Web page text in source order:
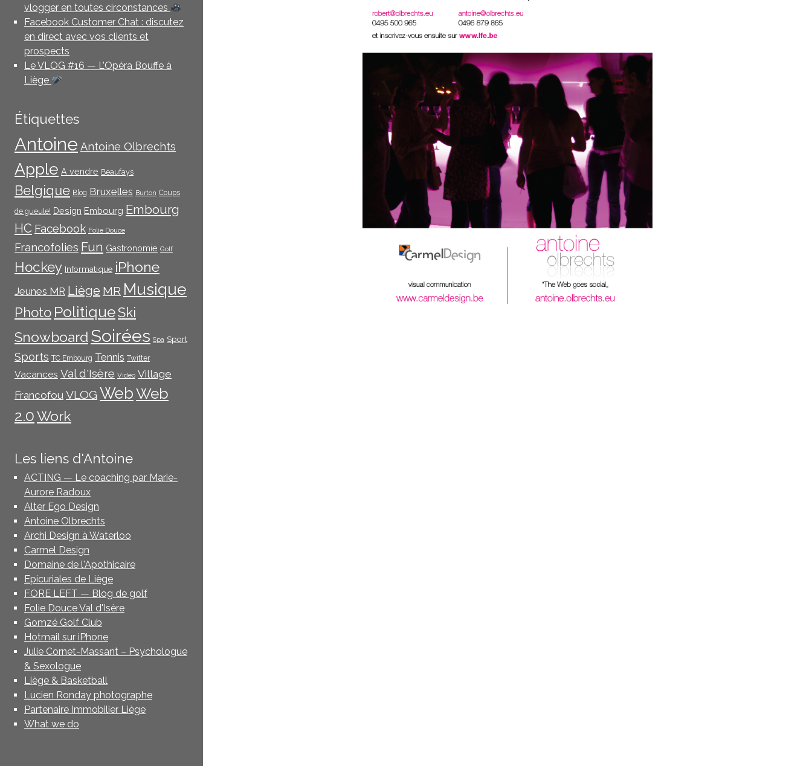
vlogger en toutes circonstances
Facebook Customer Chat : discutez
en direct avec vos clients et
prospects
Le VLOG #16 — L’Opéra Bouffe à
Liège
Étiquettes
Antoine Antoine Olbrechts
Apple A vendre Beaufays
Belgique Blog Bruxelles Burton Coups
de gueule! Design Embourg Embourg
HC Facebook Folie Douce
Francofolies Fun Gastronomie Golf
Hockey Informatique iPhone
Jeunes MR Liège MR Musique
Photo PolitiqueSki
Snowboard Soirées Spa Sport
Sports TC Embourg Tennis Twitter
Vacances Val d'Isère Vidéo Village
Francofou VLOG WebWeb
2.0Work
Les liens d'Antoine
ACTING — Le coaching par Marie-
Aurore Radoux
Alter Ego Design
Antoine Olbrechts
Archi Design à Waterloo
Carmel Design
Domaine de l'Apothicaire
Epicuriales de Liège
FORE LEFT — Blog de golf
Folie Douce Val d'Isère
Gomzé Golf Club
Hotmail sur iPhone
Julie Cornet-Massant – Psychologue
& Sexologue
Liège & Basketball
Lucien Ronday photographe
Partenaire Immobilier Liège
What we do